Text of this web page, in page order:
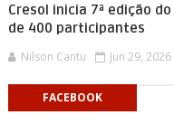
Cresol inicia 7ª edição
de 400 participantes
Nilson Cantu Jun 29, 2026
FACEBOOK